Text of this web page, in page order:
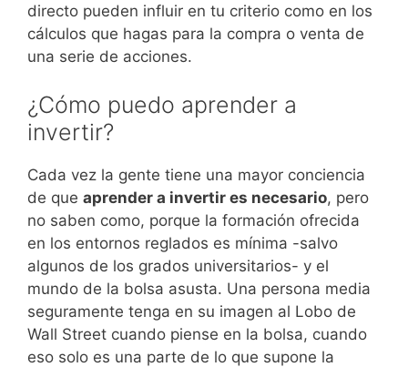
directo pueden influir en tu criterio como en los
cálculos que hagas para la compra o venta de
una serie de acciones.
¿Cómo puedo aprender a
invertir?
Cada vez la gente tiene una mayor conciencia
de que aprender a invertir es necesario, pero
no saben como, porque la formación ofrecida
en los entornos reglados es mínima -salvo
algunos de los grados universitarios- y el
mundo de la bolsa asusta. Una persona media
seguramente tenga en su imagen al Lobo de
Wall Street cuando piense en la bolsa, cuando
eso solo es una parte de lo que supone la